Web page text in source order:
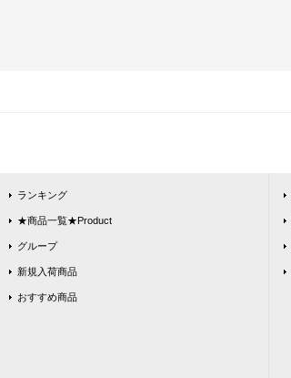
ランキング
★商品一覧★Product
グループ
新規入荷商品
おすすめ商品